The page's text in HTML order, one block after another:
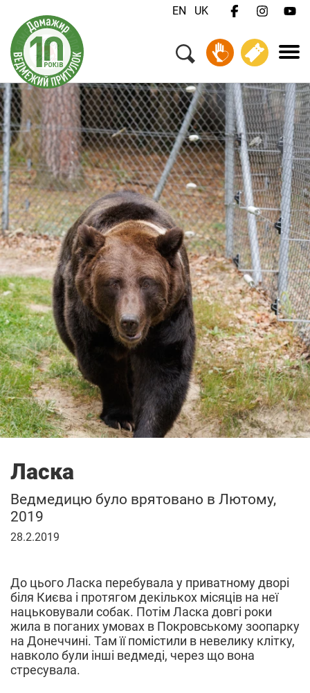
EN UK
Ласка
Ведмедицю було врятовано в Лютому,
2019
28
р.
28.2.2019
До цього Ласка перебувала у приватному дворі
біля Києва і протягом декількох місяців на неї
нацьковували собак. Потім Ласка довгі роки
жила в поганих умовах в Покровському зоопарку
на Донеччині. Там її помістили в невелику клітку,
навколо були інші ведмеді, через що вона
стресувала.
Меню
Ваш візит
Добробут тварин
Про нас
Робота
Для медіа
Зв'язатися з нами
Пожертвувати
Квитки